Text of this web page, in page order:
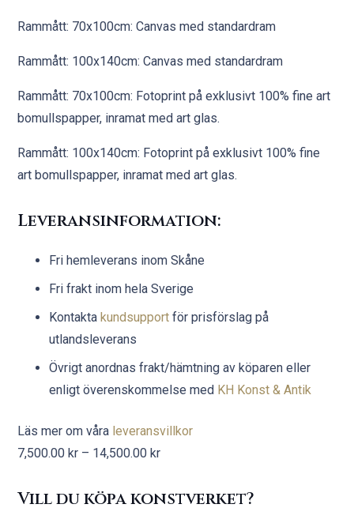
Rammått: 70x100cm: Canvas med standardram
Rammått: 100x140cm: Canvas med standardram
Rammått: 70x100cm: Fotoprint på exklusivt 100% fine art
bomullspapper, inramat med art glas.
Rammått: 100x140cm: Fotoprint på exklusivt 100% fine
art bomullspapper, inramat med art glas.
Leveransinformation:
Fri hemleverans inom Skåne
Fri frakt inom hela Sverige
Kontakta kundsupport för prisförslag på
utlandsleverans
Övrigt anordnas frakt/hämtning av köparen eller
enligt överenskommelse med KH Konst & Antik
Läs mer om våra leveransvillkor
7,500.00 kr – 14,500.00 krPrisintervall:
till
Vill du köpa konstverket?